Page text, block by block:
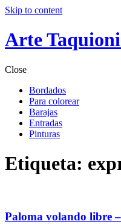
Skip to content
Arte
Close
Bordados
Para colorear
Barajas
Entradas
Pinturas
Etiqueta:
Paloma volando libre